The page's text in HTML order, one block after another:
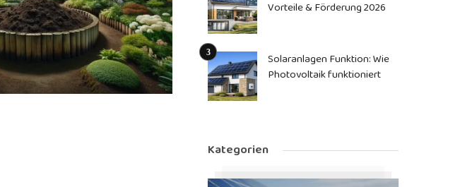
Vorteile & Förderung 2026
Solaranlagen Funktion: Wie
Photovoltaik funktioniert
Kategorien